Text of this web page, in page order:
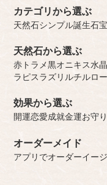
カテゴリから選ぶ
天然石シンプル誕生石
天然石から選ぶ
赤トラメ黒オニキス水
ラピスラズリ ルチルロ
効果から選ぶ
開運恋愛成就金運お守
オーダーメイド
アプリでオーダーイー